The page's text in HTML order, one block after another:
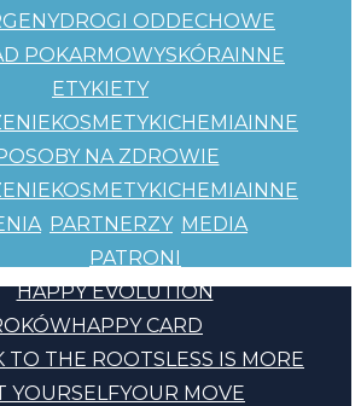
DROGI ODDECHOWE
POKARMOWYSKÓRAINNE
ETYKIETY
KOSMETYKICHEMIAINNE
NA ZDROWIE
KOSMETYKICHEMIAINNE
PARTNERZY
PATRONI
MEDIA
HAPPY EVOLUTION
HAPPY CARD
TO THE ROOTSLESS IS MORE
YOURSELFYOUR MOVE